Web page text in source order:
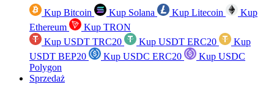
Kup Bitcoin Kup Solana Kup Litecoin
Kup
Ethereum
Kup TRON
Kup USDT TRC20
Kup USDT ERC20
Kup
USDT BEP20
Kup USDC ERC20
Kup USDC
Polygon
Sprzedaż